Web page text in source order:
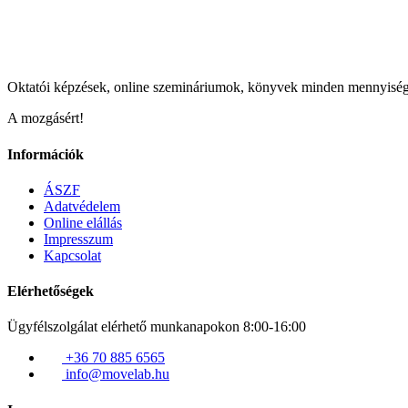
Oktatói képzések, online szemináriumok, könyvek minden
A mozgásért!
Információk
ÁSZF
Adatvédelem
Online elállás
Impresszum
Kapcsolat
Elérhetőségek
Ügyfélszolgálat elérhető munkanapokon 8:00-16:00
+36 70 885 6565
info@movelab.hu